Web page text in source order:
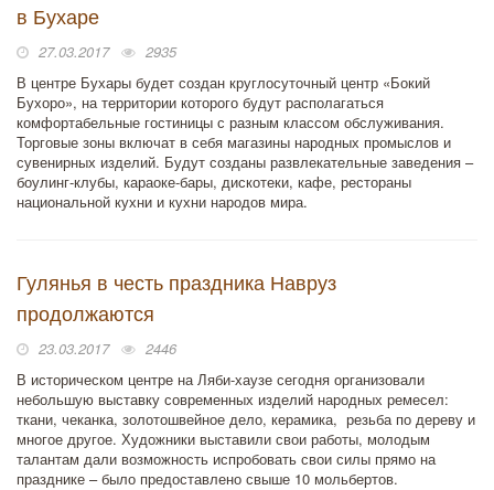
в Бухаре
27.03.2017
2935
В центре Бухары будет создан круглосуточный центр «Бокий
Бухоро», на территории которого будут располагаться
комфортабельные гостиницы с разным классом обслуживания.
Торговые зоны включат в себя магазины народных промыслов и
сувенирных изделий. Будут созданы развлекательные заведения –
боулинг-клубы, караоке-бары, дискотеки, кафе, рестораны
национальной кухни и кухни народов мира.
Гулянья в честь праздника Навруз
продолжаются
23.03.2017
2446
В историческом центре на Ляби-хаузе сегодня организовали
небольшую выставку современных изделий народных ремесел:
ткани, чеканка, золотошвейное дело, керамика, резьба по дереву и
многое другое. Художники выставили свои работы, молодым
талантам дали возможность испробовать свои силы прямо на
празднике – было предоставлено свыше 10 мольбертов.